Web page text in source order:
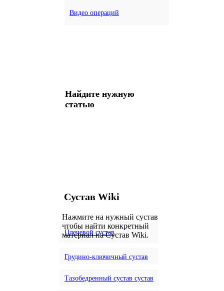
Видео операций
Найдите нужную
статью
Плечевой сустав
Грудино-ключичный сустав
Тазобедренный сустав сустав
Сустав Wiki
Нажмите на нужный сустав
чтобы найти конкретный
материал на Сустав Wiki.